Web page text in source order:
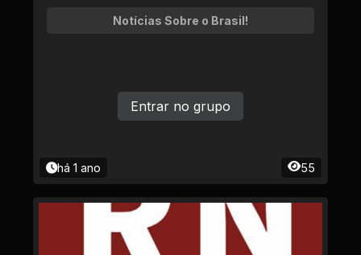
Notícias Sobre o Brasil!
há 1 ano 55
Entrar no grupo